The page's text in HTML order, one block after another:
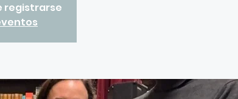
registrarse